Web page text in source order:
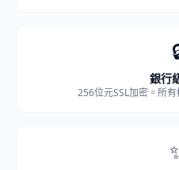
銀行
256位元SSL加密。所